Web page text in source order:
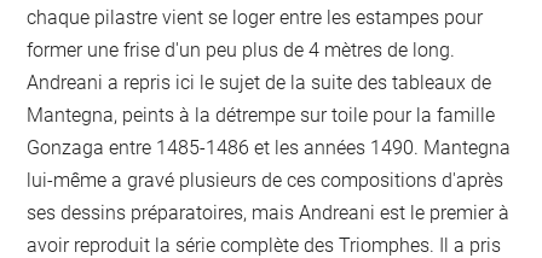
chaque pilastre vient se loger entre les estampes pour
former une frise d'un peu plus de 4 mètres de long.
Andreani a repris ici le sujet de la suite des tableaux de
Mantegna, peints à la détrempe sur toile pour la famille
Gonzaga entre 1485-1486 et les années 1490. Mantegna
lui-même a gravé plusieurs de ces compositions d'après
ses dessins préparatoires, mais Andreani est le premier à
avoir reproduit la série complète des Triomphes. Il a pris